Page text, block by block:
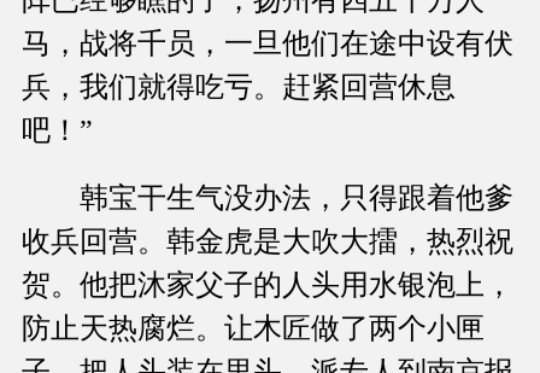
马，战将千员，一旦他们在途中设有伏
兵，我们就得吃亏。赶紧回营休息
吧！”
韩宝干生气没办法，只得跟着他爹
收兵回营。韩金虎是大吹大擂，热烈祝
贺。他把沐家父子的人头用水银泡上，
防止天热腐烂。让木匠做了两个小匣